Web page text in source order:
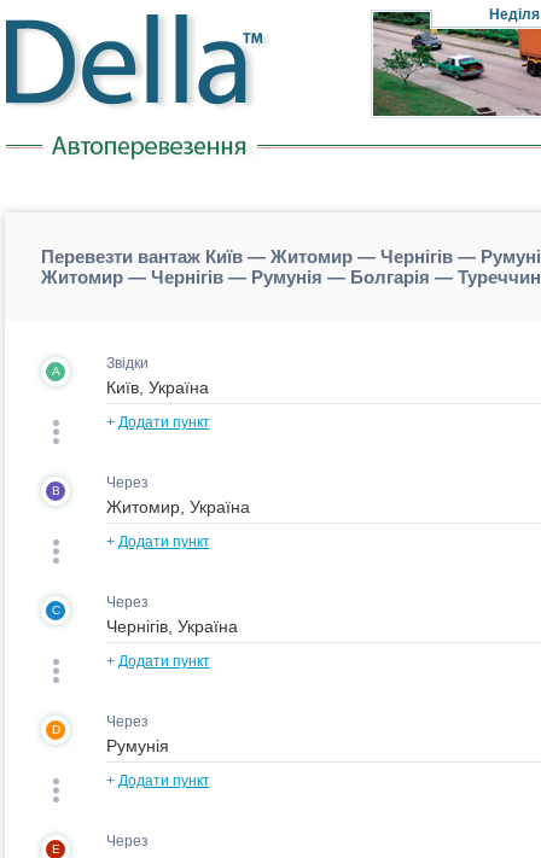
Неділя
Перевезти вантаж Київ — Житомир — Чернігів —
Житомир — Чернігів — Румунія — Болгарія —
A Звідки
+ Додати пункт
B Через
+ Додати пункт
C Через
+ Додати пункт
D Через
+ Додати пункт
E Через